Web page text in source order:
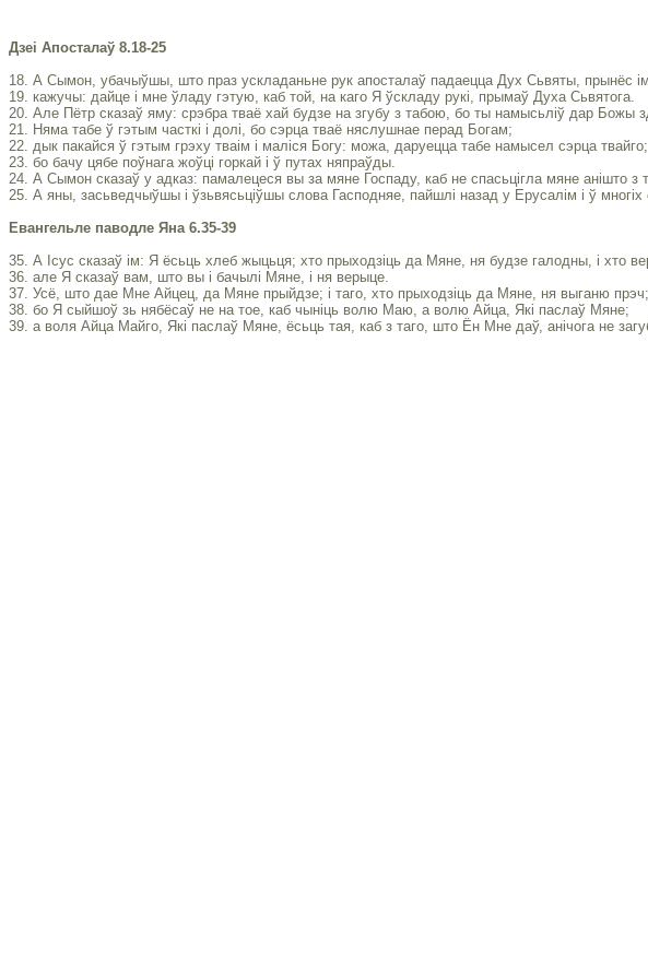
Дзеі Апосталаў 8.18-25
18. А Сымон, убачыўшы, што праз ускладаньне рук апосталаў падаецца Дух Сьвяты, прынёс
19. кажучы: дайце і мне ўладу гэтую, каб той, на каго Я ўскладу рукі, прымаў Духа Сьвятога.
20. Але Пётр сказаў яму: срэбра тваё хай будзе на згубу з табою, бо ты намысьліў дар Божы
21. Няма табе ў гэтым часткі і долі, бо сэрца тваё няслушнае перад Богам;
22. дык пакайся ў гэтым грэху тваім і маліся Богу: можа, даруецца табе намысел сэрца твайго;
23. бо бачу цябе поўнага жоўці горкай і ў путах няпраўды.
24. А Сымон сказаў у адказ: памалецеся вы за мяне Госпаду, каб не спасьцігла мяне анішто з
25. А яны, засьведчыўшы і ўзьвясьціўшы слова Гасподняе, пайшлі назад у Ерусалім і ў
Евангельле паводле Яна 6.35-39
35. А Ісус сказаў ім: Я ёсьць хлеб жыцьця; хто прыходзіць да Мяне, ня будзе галодны, і хто
36. але Я сказаў вам, што вы і бачылі Мяне, і ня верыце.
37. Усё, што дае Мне Айцец, да Мяне прыйдзе; і таго, хто прыходзіць да Мяне, ня выганю прэч;
38. бо Я сыйшоў зь нябёсаў не на тое, каб чыніць волю Маю, а волю Айца, Які паслаў Мяне;
39. а воля Айца Майго, Які паслаў Мяне, ёсьць тая, каб з таго, што Ён Мне даў, анічога не